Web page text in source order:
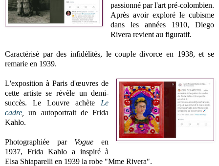
passionné par l'art pré-colombien.
Après avoir exploré le cubisme
dans les années 1910, Diego
Rivera revient au figuratif.
Caractérisé par des infidélités, le couple divorce en 1938, et se
remarie en 1939.
L'exposition à Paris d'œuvres de
cette artiste se révèle un demi-
succès. Le Louvre achète Le
cadre ,un autoportrait de Frida
Kahlo.
Photographiée par Vogueen
1937, Frida Kahlo a inspiré à
Elsa Shiaparelli en 1939 la robe "Mme Rivera".